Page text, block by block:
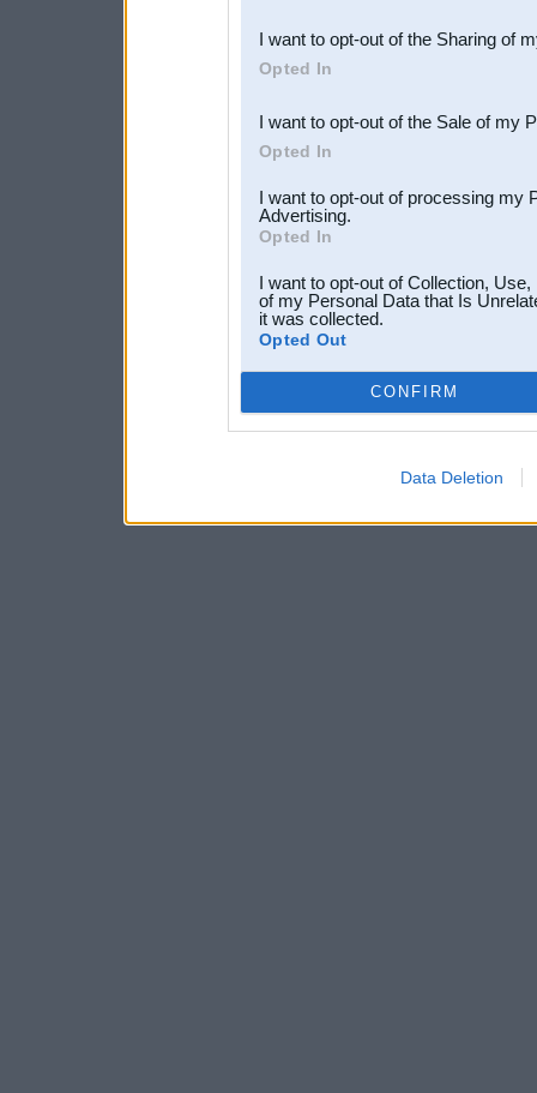
Downstream Participants
third parties.
I want to opt-out of the Sharing of
Opted In
I want to opt-out of the Sale of my
Opted In
I want to opt-out of processing my
Advertising.
Opted In
I want to opt-out of Collection,
of my Personal Data that Is
it was collected.
Opted Out
CONFIRM
Data Deletion